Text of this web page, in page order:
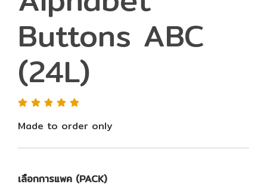
Buttons ABC
(24L)
Made to order only
เลือกการแพค (PACK)